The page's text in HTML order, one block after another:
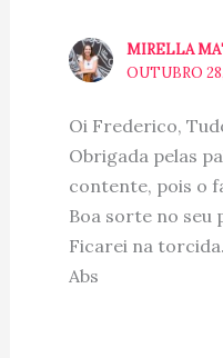
MIRELLA
OUTUBRO
Oi Frederico,
Obrigada pelas
contente, pois o
Boa sorte no seu
Ficarei na torcida.
Abs